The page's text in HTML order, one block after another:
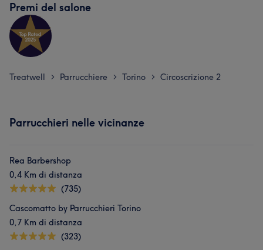
Premi del salone
Treatwell > Parrucchiere > Torino > Circoscrizione 2
Parrucchieri nelle vicinanze
Rea Barbershop
0,4 Km di distanza
(735)
Cascomatto by Parrucchieri Torino
0,7 Km di distanza
(323)